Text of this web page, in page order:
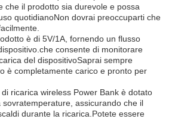
che il prodotto sia durevole e possa
quotidianoNon dovrai preoccuparti che
è di 5V/1A, fornendo un flusso
consente di monitorare
del dispositivoSaprai sempre
è completamente carico e pronto per
ricarica wireless Power Bank è dotato
assicurando che il
durante la ricarica.Potete essere